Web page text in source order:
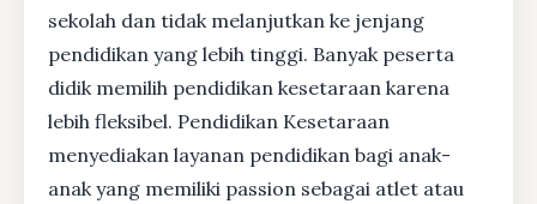
sekolah dan tidak melanjutkan ke jenjang
pendidikan yang lebih tinggi. Banyak peserta
didik memilih pendidikan kesetaraan karena
lebih fleksibel. Pendidikan Kesetaraan
menyediakan layanan pendidikan bagi anak-
anak yang memiliki passion sebagai atlet atau